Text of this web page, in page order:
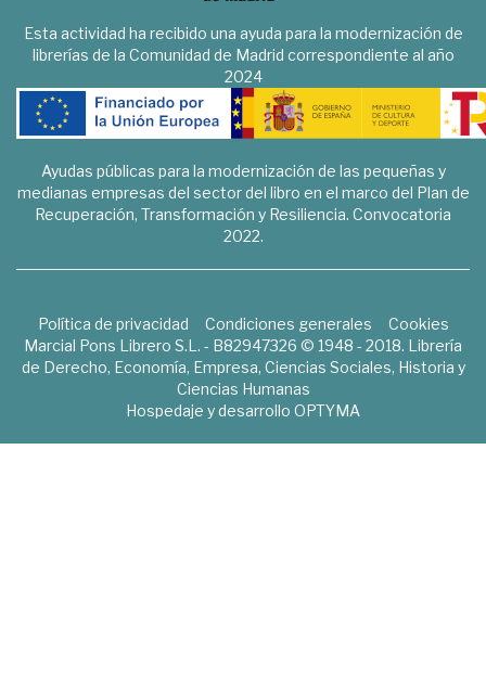
Esta actividad ha recibido una ayuda para la modernización de
librerías de la Comunidad de Madrid correspondiente al año
2024
Ayudas públicas para la modernización de las pequeñas y
medianas empresas del sector del libro en el marco del Plan de
Recuperación, Transformación y Resiliencia. Convocatoria
2022.
Política de privacidad Condiciones generales
Cookies
Marcial Pons Librero S.L. - B82947326 © 1948 - 2018. Librería
de Derecho, Economía, Empresa, Ciencias Sociales, Historia y
Ciencias Humanas
Hospedaje y desarrollo OPTYMA